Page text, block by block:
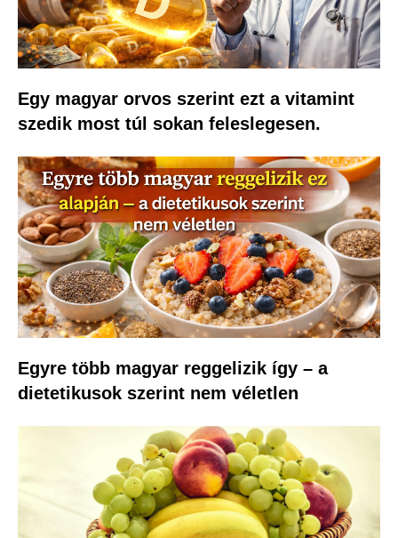
Egy magyar orvos szerint ezt a vitamint
szedik most túl sokan feleslegesen.
Egyre több magyar reggelizik így – a
dietetikusok szerint nem véletlen